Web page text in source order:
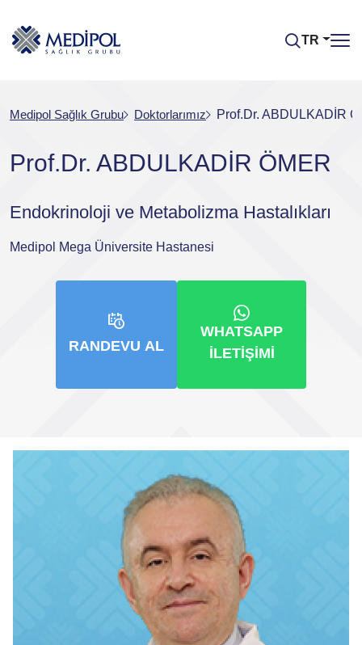
TR
Medipol Sağlık Grubu Doktorlarımız Prof.Dr. ABDULKADİR
Prof.Dr. ABDULKADİR ÖMER
Endokrinoloji ve Metabolizma Hastalıkları
Medipol Mega Üniversite Hastanesi
RANDEVU AL
WHATSAPP
İLETIŞIMI